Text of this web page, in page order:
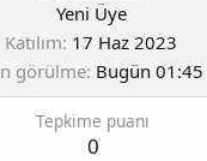
Yeni Üye
Katılım 17 Haz 2023
görülme Bugün 01:45
Tepkime puanı
0